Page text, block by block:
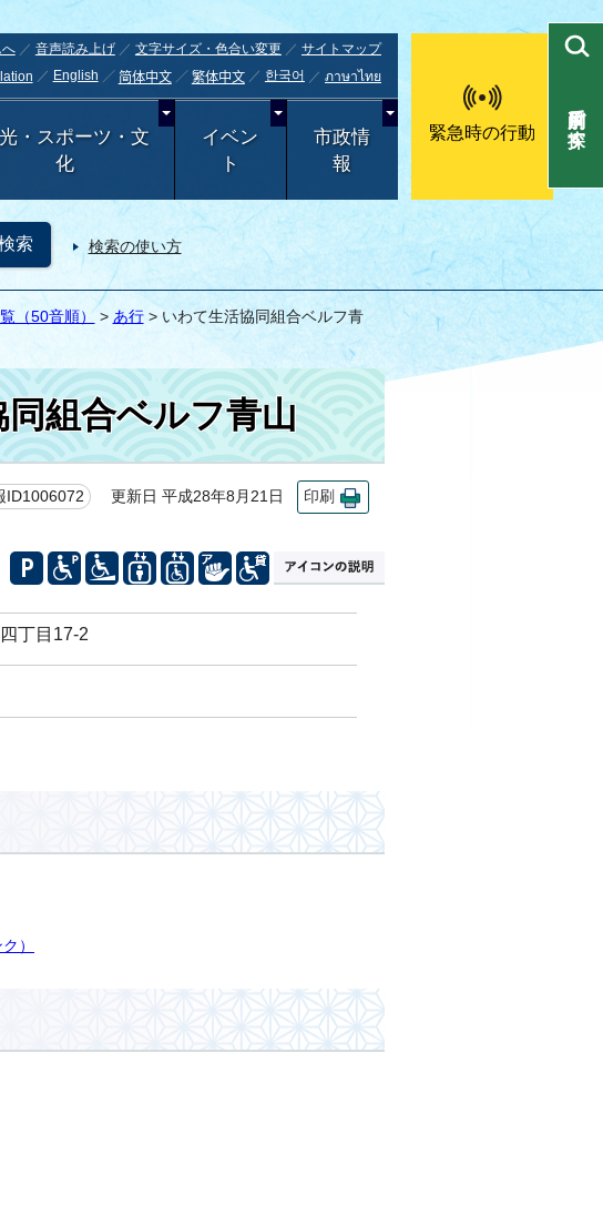
音声読み上げ 文字サイズ・色合い変更
サイトマップ
English 简体中文 繁体中文 한국어 ภาษาไทย
・スポーツ・文
化
イベン
ト
市政情
報
緊急時の行動
検索の使い方
目的別で探す
（50音順） > あ行> いわて生活協同組合ベルフ青
組合ベルフ青山
ID1006072 更新日 平成28年8月21日 印刷
丁目17-2
）